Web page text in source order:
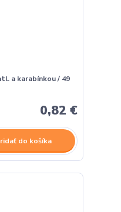
a karabínkou / 49
0,82 €
do košíka